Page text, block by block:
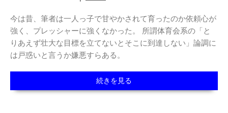
今は昔、筆者は一人っ子で甘やかされて育ったのか依頼心が
強く、プレッシャーに強くなかった。 所謂体育会系の「と
りあえず壮大な目標を立てないとそこに到達しない」論調に
は戸惑いと言うか嫌悪すらある。
続きを見る